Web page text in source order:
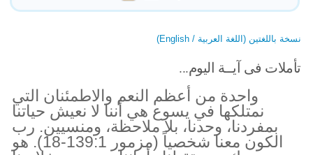
نسخة باللغتين (اللغة العربية / English)
تأملات فى آيــة اليوم...
واحدة من أعظم النعم والاطمئنان التي
نمتلكها في يسوع هي أننا لا نعيش حياتنا
بمفردنا، وحدنا، بلا ملاحظة، ومنسيين. رب
الكون معنا شخصياً (مزمور 139:1-18). هو